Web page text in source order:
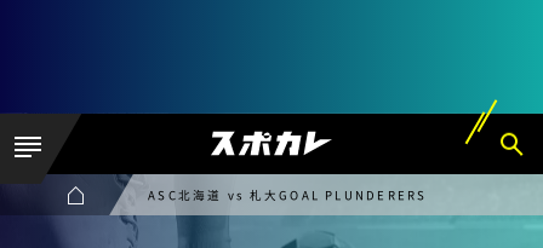
ASC北海道 vs 札大GOAL PLUNDERERS